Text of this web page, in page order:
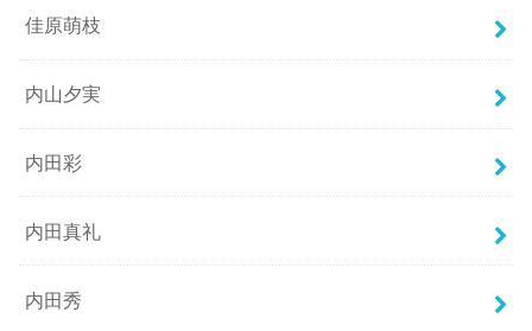
佳原萌枝
内山夕実
内田彩
内田真礼
内田秀